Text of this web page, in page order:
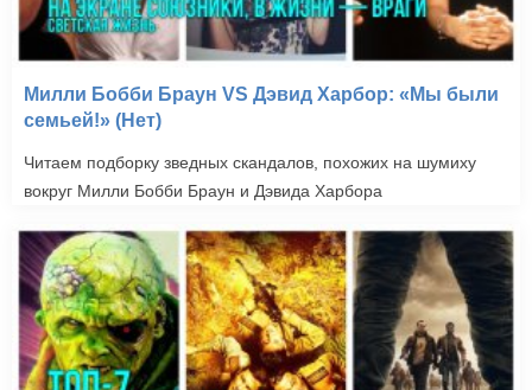
Милли Бобби Браун VS Дэвид Харбор: «Мы были
семьей!» (Нет)
Читаем подборку зведных скандалов, похожих на шумиху
вокруг Милли Бобби Браун и Дэвида Харбора